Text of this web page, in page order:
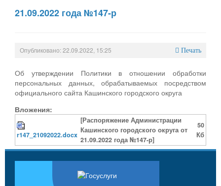
21.09.2022 года №147-р
Опубликовано: 22.09.2022, 15:25 Печать
Об утверждении Политики в отношении обработки
персональных данных, обрабатываемых посредством
официального сайта Кашинского городского округа
Вложения:
r147_21092022.docx
[Распоряжение Администрации
Кашинского городского округа от
21.09.2022 года №147-р]
50
Кб